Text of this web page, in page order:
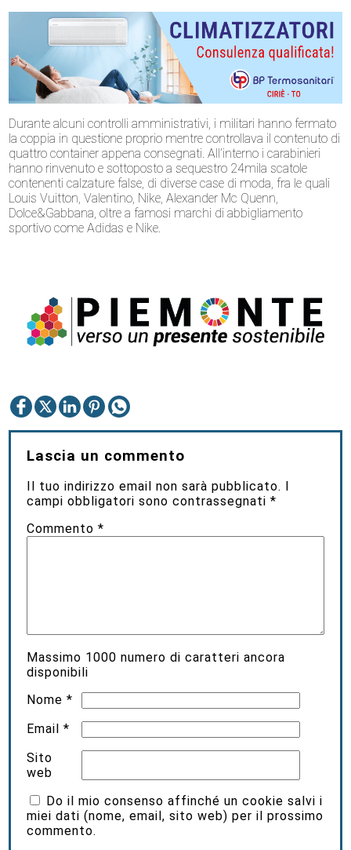
Durante alcuni controlli amministrativi, i militari hanno fermato
la coppia in questione proprio mentre controllava il contenuto di
quattro container appena consegnati. All’interno i carabinieri
hanno rinvenuto e sottoposto a sequestro 24mila scatole
contenenti calzature false, di diverse case di moda, fra le quali
Louis Vuitton, Valentino, Nike, Alexander Mc Quenn,
Dolce&Gabbana, oltre a famosi marchi di abbigliamento
sportivo come Adidas e Nike.
Lascia un commento
Il tuo indirizzo email non sarà pubblicato.
campi obbligatori sono contrassegnati*
Commento*
Massimo 1000 numero di caratteri ancora
disponibili
Nome*
Email*
Sito
web
Do il mio consenso affinché un cookie salvi i
miei dati (nome, email, sito web) per il prossimo
commento.